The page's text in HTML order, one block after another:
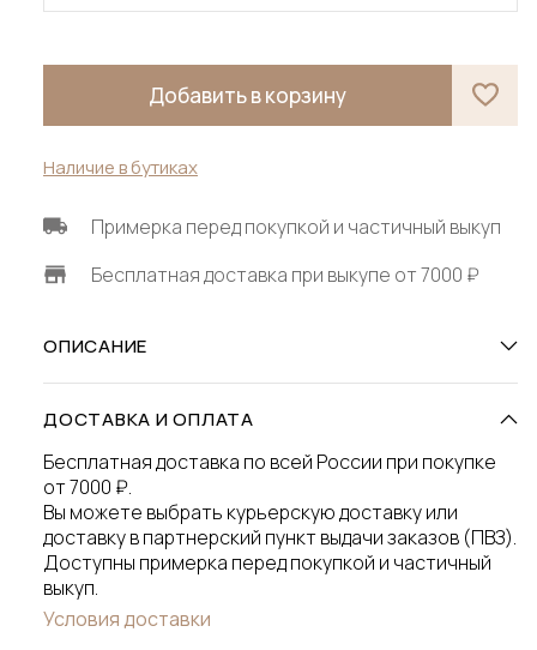
Добавить в корзину
Наличие в бутиках
Примерка перед покупкой и частичный выкуп
Бесплатная доставка при выкупе от 7000 ₽
ОПИСАНИЕ
ДОСТАВКА И ОПЛАТА
Бесплатная доставка по всей России при покупке
от 7000 ₽.
Вы можете выбрать курьерскую доставку или
доставку в партнерский пункт выдачи заказов (ПВЗ).
Доступны примерка перед покупкой и частичный
выкуп.
Условия доставки